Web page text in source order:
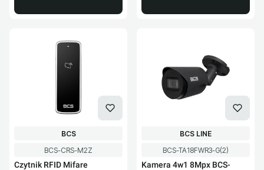
Kod produktu
BCS-CRS-M2Z
Czytnik RFID Mifare
PRODUCENT
BCS
Kod produktu
BCS-TA18FWR3-G(2)
Kamera 4w1 8Mpx BCS-
PRODUCENT
BCS LINE